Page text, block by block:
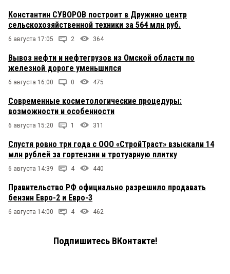
Константин СУВОРОВ построит в Дружино центр
сельскохозяйственной техники за 564 млн руб.
6 августа 17:05 2 364
Вывоз нефти и нефтегрузов из Омской области по
железной дороге уменьшился
6 августа 16:00 0 475
Современные косметологические процедуры:
возможности и особенности
6 августа 15:20 1 311
Спустя ровно три года с ООО «СтройТраст» взыскали 14
млн рублей за гортензии и тротуарную плитку
6 августа 14:39 4 440
Правительство РФ официально разрешило продавать
бензин Евро-2 и Евро-3
6 августа 14:00 4 462
Подпишитесь ВКонтакте!